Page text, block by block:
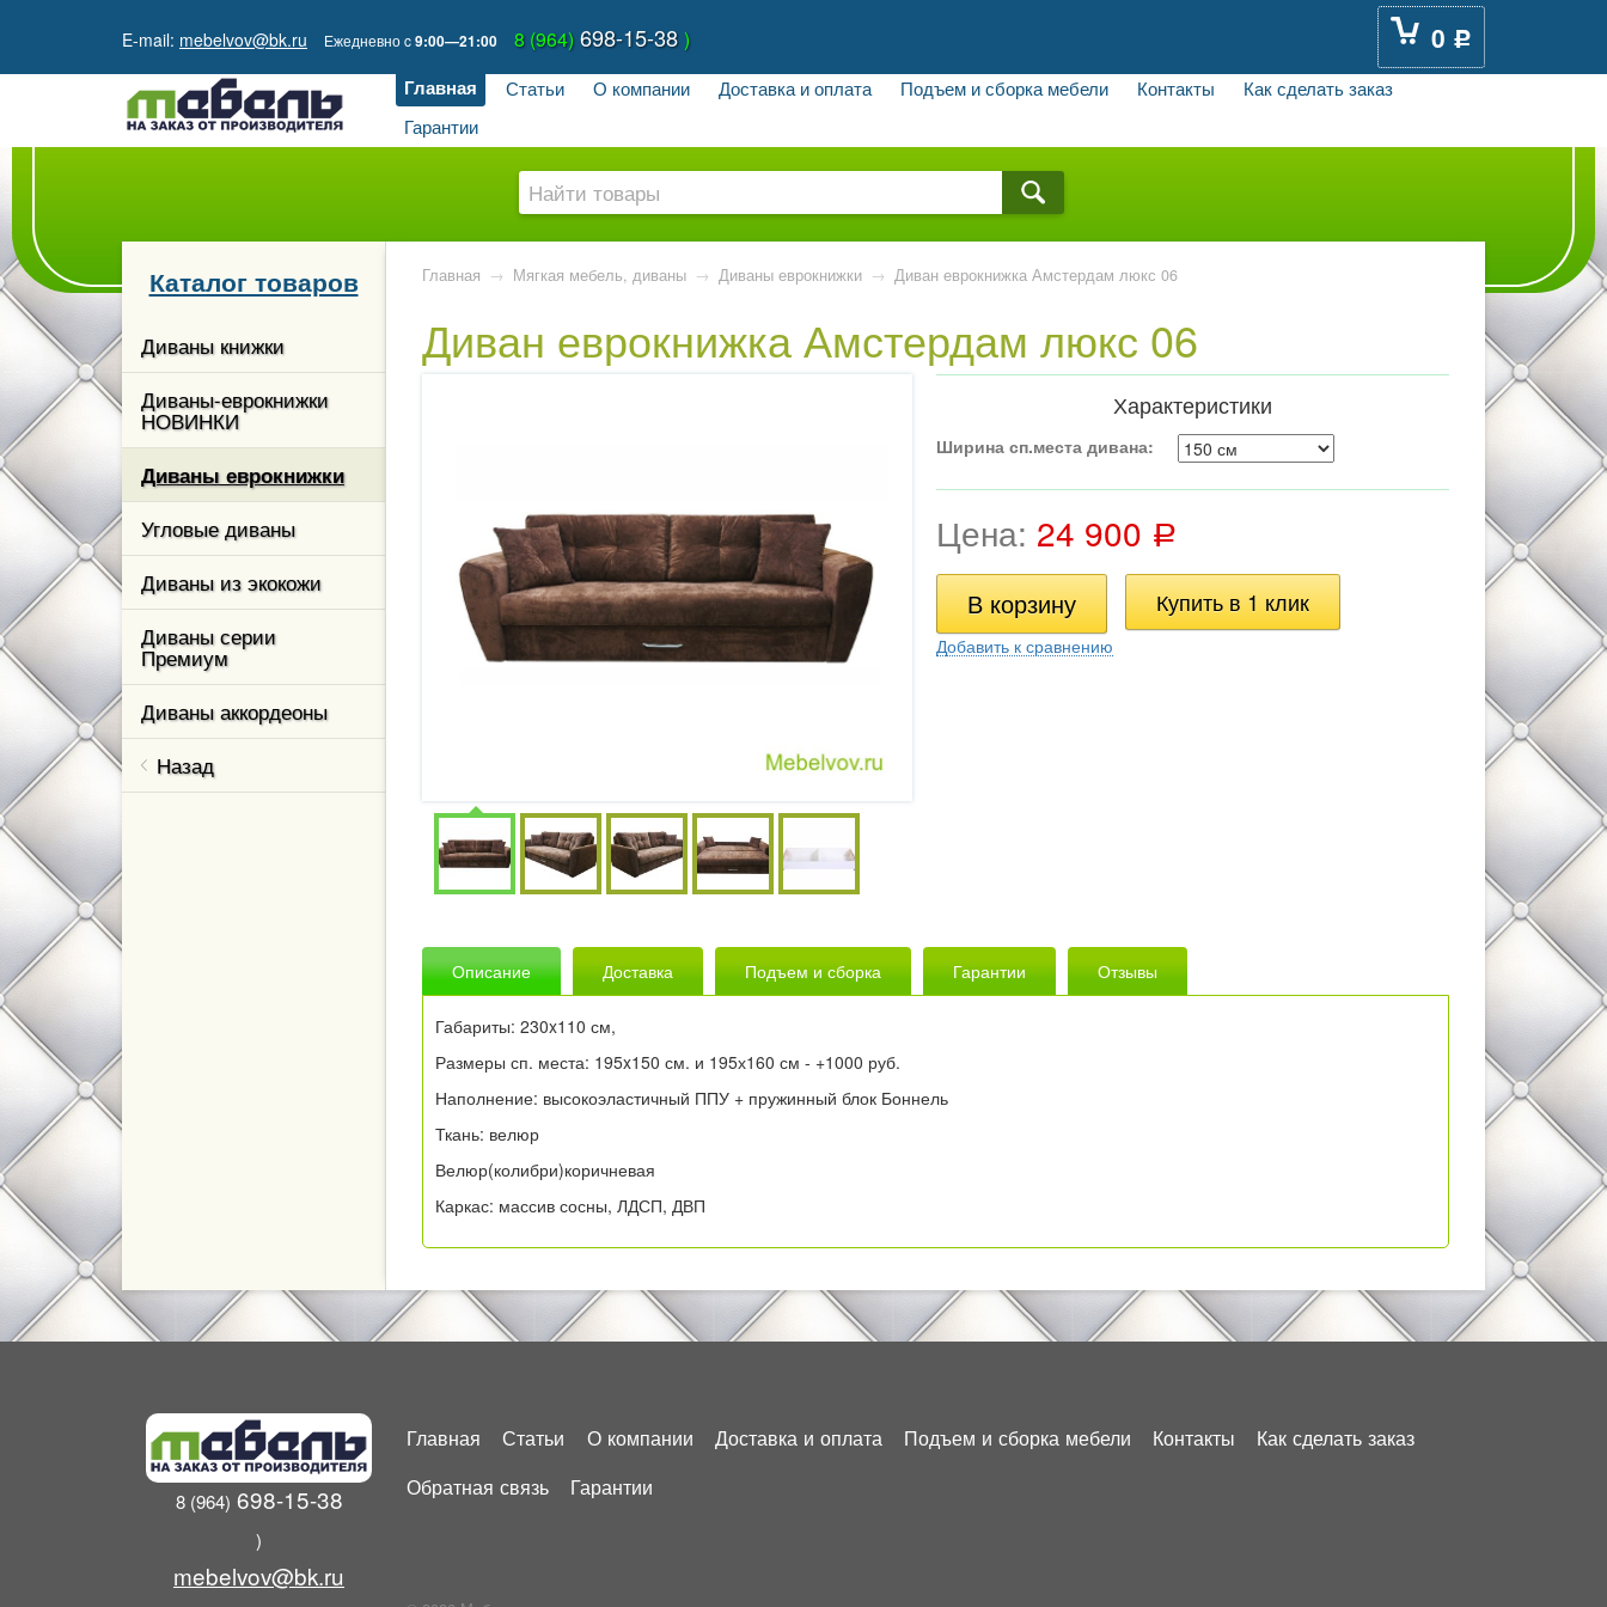
E-mail: mebelvov@bk.ru Ежедневноc9:00—21:00 8 (964) 698-15-38) 0 Р
Главная Статьи О компании Доставка и оплата Подъем и сборка мебели Контакты
Как сделать заказ
Гарантии
Каталог товаров
и
Диваны книжки
Диваны-еврокнижки
НОВИНКИ
Диваны еврокнижки
Угловые диваны
Диваны из экокожи
Диваны серии
Премиум
Диваны аккордеоны
Назад
и
Главная → Мягкая мебель, диваны → Диваны еврокнижки → Диван еврокнижка Амстердам люкс 06
Диван еврокнижка Амстердам люкс 06
Характеристики
Ширина сп.места дивана:
Цена: 24 900 Р
Добавить к сравнению
Описание Доставка Подъем и сборка Гарантии Отзывы
Габариты: 230x110 см,
Размеры сп. места: 195x150 см. и 195х160 см - +1000 руб.
Наполнение: высокоэластичный ППУ + пружинный блок Боннель
Ткань: велюр
Велюр(колибри)коричневая
Каркас: массив сосны, ЛДСП, ДВП
8 (964) 698-15-38
)
mebelvov@bk.ru
Главная Статьи О компании Доставка и оплата Подъем и сборка мебели Контакты
Как сделать заказ
Обратная связь
Гарантии